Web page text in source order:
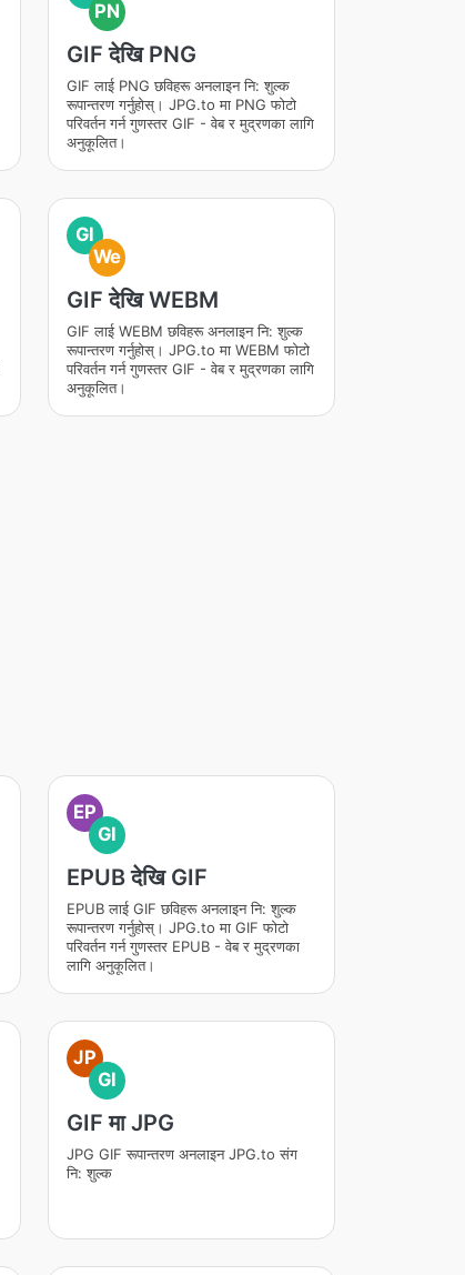
PN
GIF देखि PNG
GIF लाई PNG छविहरू अनलाइन नि: शुल्क
रूपान्तरण गर्नुहोस्। JPG.to मा PNG फोटो
परिवर्तन गर्न गुणस्तर GIF - वेब र मुद्रणका लागि
अनुकूलित।
GI
We
GIF देखि WEBM
GIF लाई WEBM छविहरू अनलाइन नि: शुल्क
रूपान्तरण गर्नुहोस्। JPG.to मा WEBM फोटो
परिवर्तन गर्न गुणस्तर GIF - वेब र मुद्रणका लागि
अनुकूलित।
EP
GI
EPUB देखि GIF
EPUB लाई GIF छविहरू अनलाइन नि: शुल्क
रूपान्तरण गर्नुहोस्। JPG.to मा GIF फोटो
परिवर्तन गर्न गुणस्तर EPUB - वेब र मुद्रणका
लागि अनुकूलित।
JP
GI
GIF मा JPG
JPG GIF रूपान्तरण अनलाइन JPG.to संग
नि: शुल्क